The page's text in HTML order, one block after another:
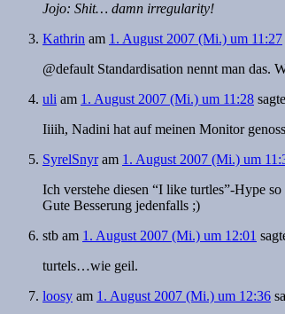
Jojo: Shit… damn irregularity!
Kathrin am 1. August 2007 (Mi.) um 11:27
@default Standardisation nennt man das.
uli am 1. August 2007 (Mi.) um 11:28
Iiiih, Nadini hat auf meinen Monitor
SyrelSnyram 1. August 2007 (Mi.) um
Ich verstehe diesen “I like turtles”-Hype
Gute Besserung jedenfalls ;)
stb am 1. August 2007 (Mi.) um 12:01
turtels…wie geil.
loosy am 1. August 2007 (Mi.) um 12:36